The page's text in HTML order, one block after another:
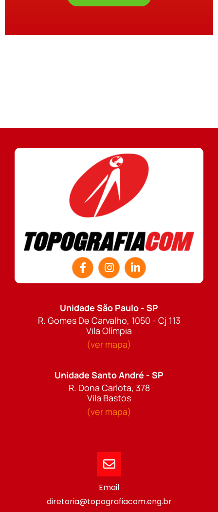
Unidade São Paulo - SP
R. Gomes De Carvalho, 1050 - Cj 113
Vila Olímpia
(ver mapa)
Unidade Santo André - SP
R. Dona Carlota, 378
Vila Bastos
(ver mapa)
Email
diretoria@topografiacom.eng.br